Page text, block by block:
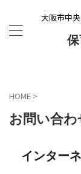
大阪市中
HOME >
お問い合わ
インター